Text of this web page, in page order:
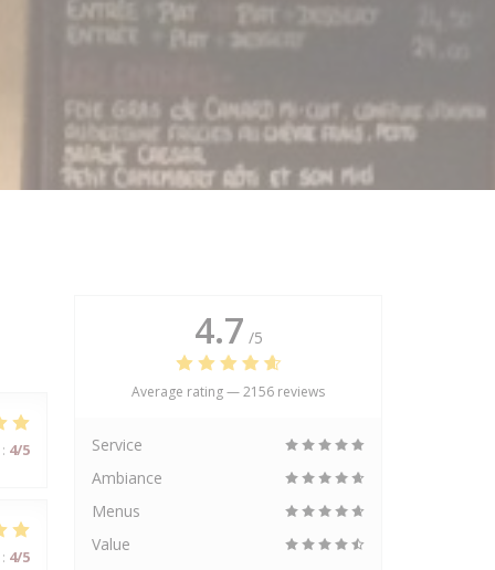
: 4/5
: 4/5
4.7 /5
Average rating —2156 reviews
Service
Ambiance
Menus
Value